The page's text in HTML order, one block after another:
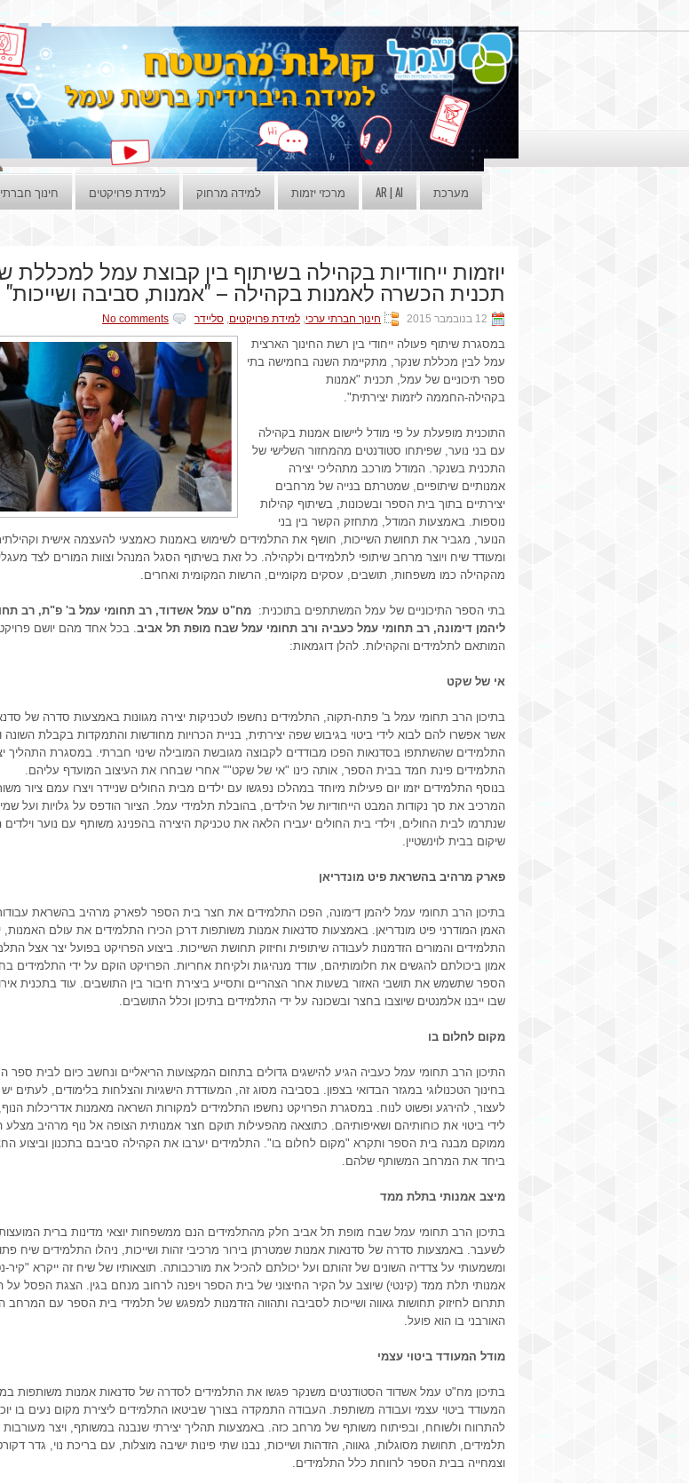
חינוך חברתי למידת פרויקטים למידה מרחוק מרכזי יזמות AR | AI מערכת
יוזמות ייחודיות בקהילה בשיתוף בין קבוצת עמל למכללת
תכנית הכשרה לאמנות בקהילה – "אמנות, סביבה ושייכות"
12 בנובמבר 2015 חינוך חברתי ערכי, למידת פרויקטים, סליידר No comments
במסגרת שיתוף פעולה ייחודי בין רשת החינוך הארצית
עמל לבין מכללת שנקר, מתקיימת השנה בחמישה בתי
ספר תיכוניים של עמל, תכנית "אמנות
בקהילה-החממה ליזמות יצירתית".
התוכנית מופעלת על פי מודל ליישום אמנות בקהילה
עם בני נוער, שפיתחו סטודנטים מהמחזור השלישי של
התכנית בשנקר. המודל מורכב מתהליכי יצירה
אמנותיים שיתופיים, שמטרתם בנייה של מרחבים
יצירתיים בתוך בית הספר ובשכונות, בשיתוף קהילות
נוספות. באמצעות המודל, מתחזק הקשר בין בני
הנוער, מגביר את תחושת השייכות, חושף את התלמידים לשימוש באמנות כאמצעי להעצמה אישית
ומעודד שיח ויוצר מרחב שיתופי לתלמידים ולקהילה. כל זאת בשיתוף הסגל המנהל וצוות המורים לצד
מהקהילה כמו משפחות, תושבים, עסקים מקומיים, הרשות המקומית ואחרים.
בתי הספר התיכוניים של עמל המשתתפים בתוכנית: מח"ט עמל אשדוד, רב תחומי עמל ב' פ"ת, רב
ליהמן דימונה, רב תחומי עמל כעביה ורב תחומי עמל שבח מופת תל אביב. בכל אחד מהם יושם
המותאם לתלמידים והקהילות. להלן דוגמאות:
אי של שקט
בתיכון הרב תחומי עמל ב' פתח-תקוה, התלמידים נחשפו לטכניקות יצירה מגוונות באמצעות סדרה של
אשר אפשרו להם לבוא לידי ביטוי בגיבוש שפה יצירתית, בניית הכרויות מחודשות והתמקדות בקבלת השונה
התלמידים שהשתתפו בסדנאות הפכו מבודדים לקבוצה מגובשת המובילה שינוי חברתי. במסגרת התהליך
התלמידים פינת חמד בבית הספר, אותה כינו "אי של שקט"" אחרי שבחרו את העיצוב המועדף עליהם.
בנוסף התלמידים יזמו יום פעילות מיוחד במהלכו נפגשו עם ילדים מבית החולים שניידר ויצרו עמם ציור
המרכיב את סך נקודות המבט הייחודיות של הילדים, בהובלת תלמידי עמל. הציור הודפס על גלויות ועל
שנתרמו לבית החולים, וילדי בית החולים יעבירו הלאה את טכניקת היצירה בהפנינג משותף עם נוער וילדים
שיקום בבית לוינשטיין.
פארק מרהיב בהשראת פיט מונדריאן
בתיכון הרב תחומי עמל ליהמן דימונה, הפכו התלמידים את חצר בית הספר לפארק מרהיב בהשראת
האמן המודרני פיט מונדריאן. באמצעות סדנאות אמנות משותפות דרכן הכירו התלמידים את עולם האמנות,
התלמידים והמורים הזדמנות לעבודה שיתופית וחיזוק תחושת השייכות. ביצוע הפרויקט בפועל יצר אצל
אמון ביכולתם להגשים את חלומותיהם, עודד מנהיגות ולקיחת אחריות. הפרויקט הוקם על ידי התלמידים
הספר שתשמש את תושבי האזור בשעות אחר הצהריים ותסייע ביצירת חיבור בין התושבים. עוד בתכנית
שבו ייבנו אלמנטים שיוצבו בחצר ובשכונה על ידי התלמידים בתיכון וכלל התושבים.
מקום לחלום בו
התיכון הרב תחומי עמל כעביה הגיע להישגים גדולים בתחום המקצועות הריאליים ונחשב כיום לבית ספר
בחינוך הטכנולוגי במגזר הבדואי בצפון. בסביבה מסוג זה, המעודדת הישגיות והצלחות בלימודים, לעתים יש
לעצור, להירגע ופשוט לנוח. במסגרת הפרויקט נחשפו התלמידים למקורות השראה מאמנות אדריכלות הנוף,
לידי ביטוי את כוחותיהם ושאיפותיהם. כתוצאה מהפעילות תוקם חצר אמנותית הצופה אל נוף מרהיב מצלע
ממוקם מבנה בית הספר ותקרא "מקום לחלום בו". התלמידים יערבו את הקהילה סביבם בתכנון וביצוע
ביחד את המרחב המשותף שלהם.
מיצב אמנותי בתלת ממד
בתיכון הרב תחומי עמל שבח מופת תל אביב חלק מהתלמידים הנם ממשפחות יוצאי מדינות ברית
לשעבר. באמצעות סדרה של סדנאות אמנות שמטרתן בירור מרכיבי זהות ושייכות, ניהלו התלמידים שיח
ומשמעותי על צדדיה השונים של זהותם ועל יכולתם להכיל את מורכבותה. תוצאותיו של שיח זה ייקרא "קיר-
אמנותי תלת ממד (קינטי) שיוצב על הקיר החיצוני של בית הספר ויפנה לרחוב מנחם בגין. הצגת הפסל על
תתרום לחיזוק תחושות גאווה ושייכות לסביבה ותהווה הזדמנות למפגש של תלמידי בית הספר עם המרחב
האורבני בו הוא פועל.
מודל המעודד ביטוי עצמי
בתיכון מח"ט עמל אשדוד הסטודנטים משנקר פגשו את התלמידים לסדרה של סדנאות אמנות משותפות
המעודד ביטוי עצמי ועבודה משותפת. העבודה התמקדה בצורך שביטאו התלמידים ליצירת מקום נעים בו
להתרווח ולשוחח, ובפיתוח משותף של מרחב כזה. באמצעות תהליך יצירתי שנבנה במשותף, ויצר
תלמידים, תחושת מסוגלות, גאווה, הזדהות ושייכות, נבנו שתי פינות ישיבה מוצלות, עם בריכת נוי, גדר
וצמחייה בבית הספר לרווחת כלל התלמידים.